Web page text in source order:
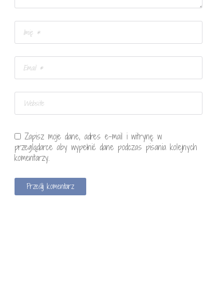
Zapisz moje dane, adres e-mail i witrynę w
przeglądarce aby wypełnić dane podczas pisania kolejnych
komentarzy.